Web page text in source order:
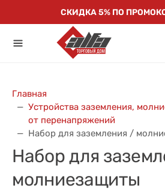
СКИДКА 5% ПО
Главная
Устройства заземления,
от перенапряжений
Набор для заземления /
Набор для
молниезащиты